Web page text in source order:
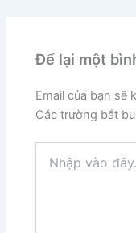
Để lại một
Email của bạn sẽ
Các trường bắt
vào